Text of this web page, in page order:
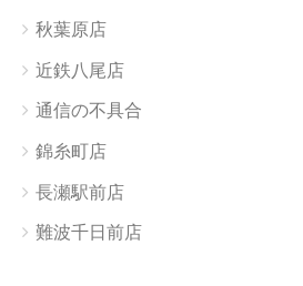
秋葉原店
近鉄八尾店
通信の不具合
錦糸町店
長瀬駅前店
難波千日前店